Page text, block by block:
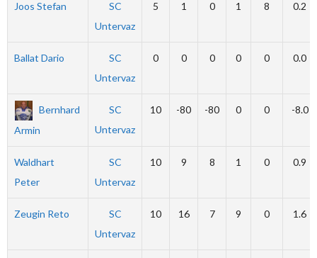
Joos Stefan
SC
Untervaz
5 1 0 1 8 0.2
Ballat Dario
SC
Untervaz
0 0 0 0 0 0.0
Bernhard
Armin
SC
Untervaz
10 -80 -80 0 0 -8.0
Waldhart
Peter
SC
Untervaz
10 9 8 1 0 0.9
Zeugin Reto
SC
Untervaz
10 16 7 9 0 1.6